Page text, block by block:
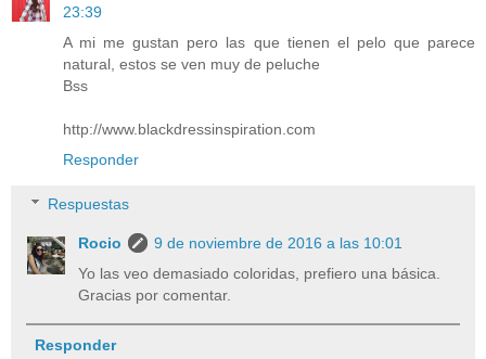
23:39
A mi me gustan pero las que tienen el pelo que parece
natural, estos se ven muy de peluche
Bss
http://www.blackdressinspiration.com
Responder
Respuestas
Rocio
9 de noviembre de 2016 a las 10:01
Yo las veo demasiado coloridas, prefiero una básica.
Gracias por comentar.
Responder